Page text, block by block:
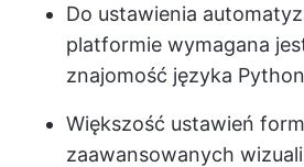
Do ustawienia
platformie wymagana
znajomość języka Python
Większość ustawień
zaawansowanych